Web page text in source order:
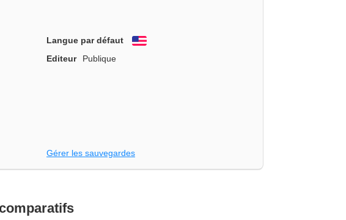
Langue par défaut
English
Editeur
Publique
Gérer les sauvegardes